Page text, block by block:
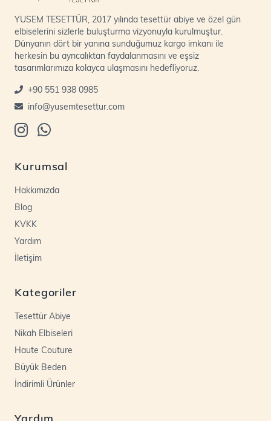
YUSEM TESETTÜR, 2017 yılında tesettür abiye ve özel gün
elbiselerini sizlerle buluşturma vizyonuyla kurulmuştur.
Dünyanın dört bir yanına sunduğumuz kargo imkanı ile
herkesin bu ayrıcalıktan faydalanmasını ve eşsiz
tasarımlarımıza kolayca ulaşmasını hedefliyoruz.
+90 551 938 0985
info@yusemtesettur.com
Kurumsal
Hakkımızda
Blog
KVKK
Yardım
İletişim
Kategoriler
Tesettür Abiye
Nikah Elbiseleri
Haute Couture
Büyük Beden
İndirimli Ürünler
Yardım